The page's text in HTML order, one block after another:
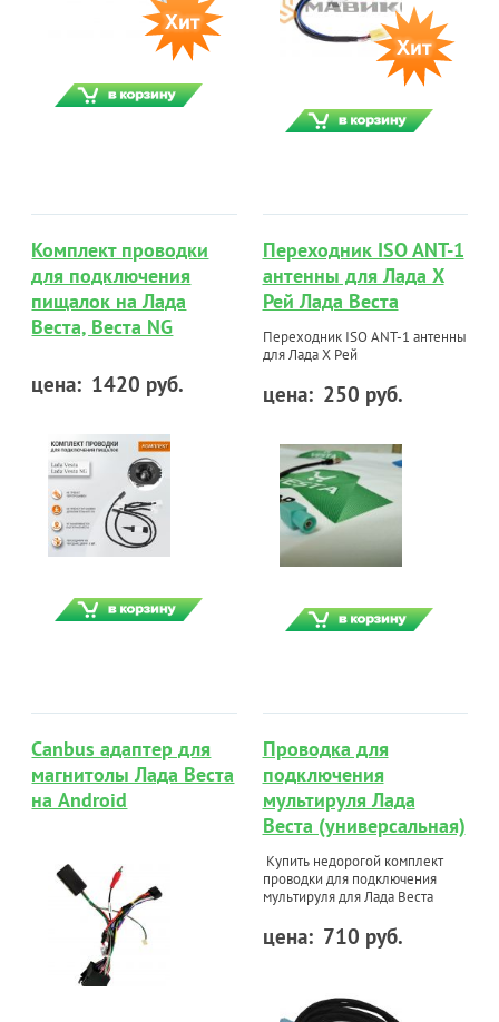
Комплект проводки
для подключения
пищалок на Лада
Веста, Веста NG
цена: 1420 руб.
Переходник ISO ANT-1
антенны для Лада Х
Рей Лада Веста
Переходник ISO ANT-1 антенны
для Лада Х Рей
цена: 250 руб.
Canbus адаптер для
магнитолы Лада Веста
на Android
Проводка для
подключения
мультируля Лада
Веста (универсальная)
Купить недорогой комплект
проводки для подключения
мультируля для Лада Веста
цена: 710 руб.